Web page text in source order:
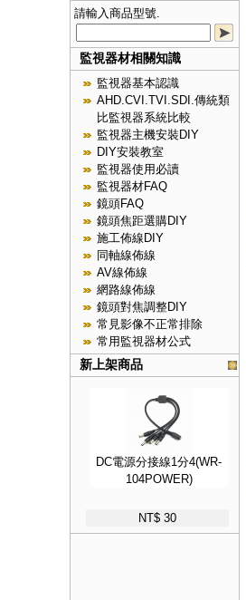
請輸入商品型號.
監視器材相關知識
監視器基本認識
AHD.CVI.TVI.SDI.傳統類
比監視器系統比較
監視器主機安裝DIY
DIY安裝教室
監視器使用必讀
監視器材FAQ
鏡頭FAQ
鏡頭焦距選購DIY
施工佈線DIY
同軸線佈線
AV線佈線
網路線佈線
鏡頭對焦調整DIY
常見影像不正常排除
常用監視器材公式
新上架商品
DC電源分接線1分4(WR-
104POWER)
NT$ 30